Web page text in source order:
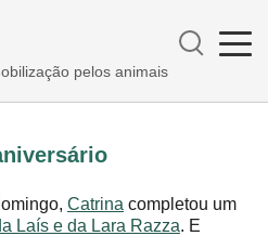
pelos animais
Catrina completou um
Laís e da Lara Razza. E